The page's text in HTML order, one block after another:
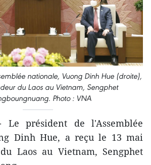
nationale, Vuong Dinh Hue (droite),
du Laos au Vietnam, Sengphet
Photo : VNA
Le président de l'Assemblée
Dinh Hue, a reçu le 13 mai
Laos au Vietnam, Sengphet